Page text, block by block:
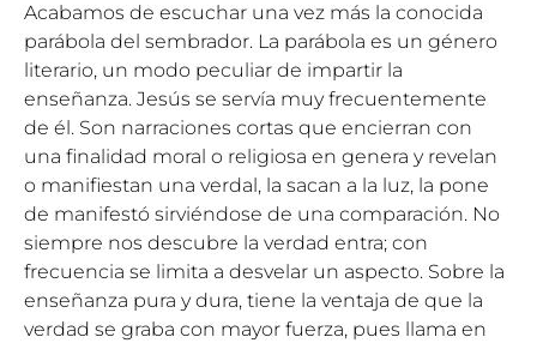
Acabamos de escuchar una vez más la conocida
parábola del sembrador. La parábola es un género
literario, un modo peculiar de impartir la
enseñanza. Jesús se servía muy frecuentemente
de él. Son narraciones cortas que encierran con
una finalidad moral o religiosa en genera y revelan
o manifiestan una verdal, la sacan a la luz, la pone
de manifestó sirviéndose de una comparación. No
siempre nos descubre la verdad entra; con
frecuencia se limita a desvelar un aspecto. Sobre la
enseñanza pura y dura, tiene la ventaja de que la
verdad se graba con mayor fuerza, pues llama en